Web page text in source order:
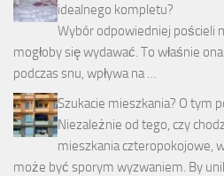
idealnego kompletu?
Wybór odpowiedniej pościeli
mogłoby się wydawać. To właśnie
podczas snu, wpływa na …
Szukacie mieszkania? O tym
Niezależnie od tego, czy
mieszkania czteropokojowe,
może być sporym wyzwaniem. By